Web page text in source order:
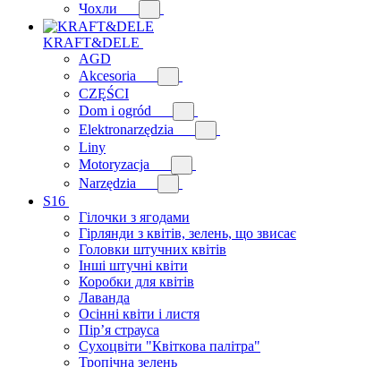
Чохли
KRAFT&DELE
AGD
Akcesoria
CZĘŚCI
Dom i ogród
Elektronarzędzia
Liny
Motoryzacja
Narzędzia
S16
Гілочки з ягодами
Гірлянди з квітів, зелень, що звисає
Головки штучних квітів
Інші штучні квіти
Коробки для квітів
Лаванда
Осінні квіти і листя
Пір’я страуса
Сухоцвіти "Квіткова палітра"
Тропічна зелень